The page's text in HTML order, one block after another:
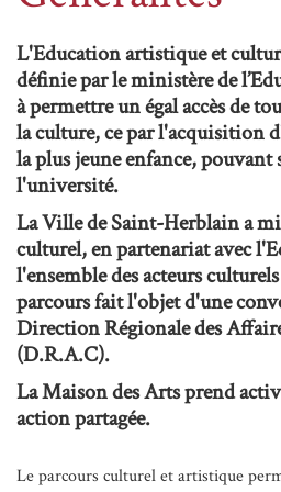
L'Education artistique et
définie par le ministère de
à permettre un égal accès de
la culture, ce par l'acquisition
la plus jeune enfance, pouvant
l'université.
La Ville de Saint-Herblain a
culturel, en partenariat avec
l'ensemble des acteurs
parcours fait l'objet d'une
Direction Régionale des
(D.R.A.C).
La Maison des Arts prend
action partagée.
Le parcours culturel et artistique